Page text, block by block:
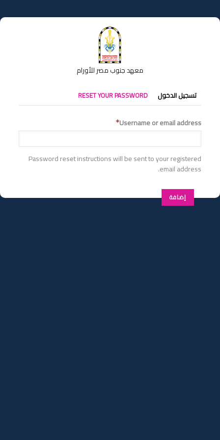
إلى
المحتوى
معهد جنوب مصر للأورام
التبويبات
الأساسية
تسجيل الدخول RESET YOUR PASSWORD
Username or email address
Password reset instructions will be sent to your registered
email address.